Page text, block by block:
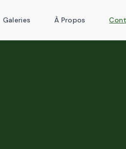
Galeries À Propos